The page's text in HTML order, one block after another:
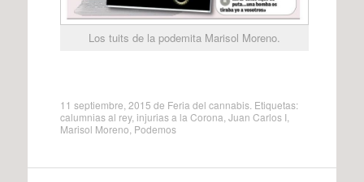
Los tuits de la podemita Marisol Moreno.
11 septiembre, 2015 de Feria del cannabis. Etiquetas:
calumnias al rey, injurias a la Corona Juan Carlos I,
Marisol Moreno Podemos